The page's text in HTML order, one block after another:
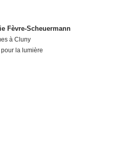
Fèvre-Scheuermann
à Cluny
pour la lumière